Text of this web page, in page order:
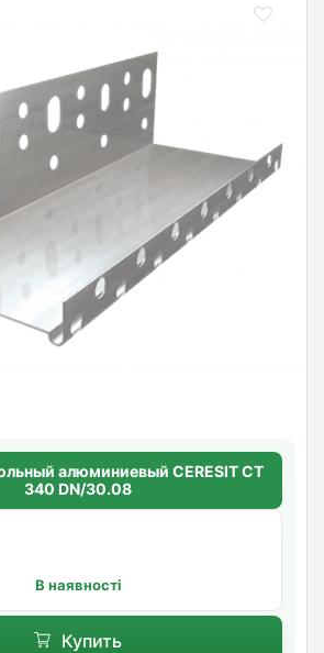
алюминиевый CERESIT CT
340 DN/30.08
В наявності
Купить